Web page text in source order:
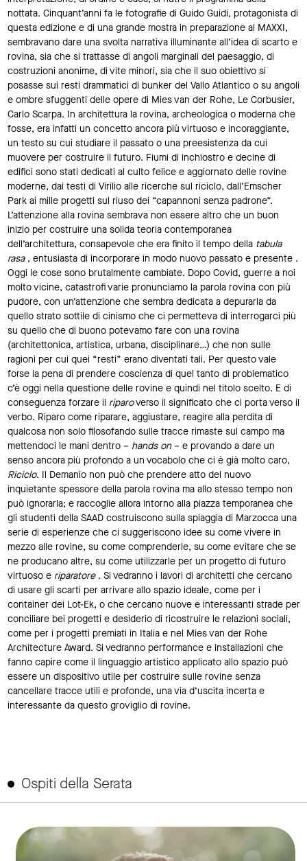
nottata. Cinquant’anni fa le fotografie di Guido Guidi, protagonista di
questa edizione e di una grande mostra in preparazione al MAXXI,
sembravano dare una svolta narrativa illuminante all’idea di scarto e
rovina, sia che si trattasse di angoli marginali del paesaggio, di
costruzioni anonime, di vite minori, sia che il suo obiettivo si
posasse sui resti drammatici di bunker del Vallo Atlantico o su angoli
e ombre sfuggenti delle opere di Mies van der Rohe, Le Corbusier,
Carlo Scarpa. In architettura la rovina, archeologica o moderna che
fosse, era infatti un concetto ancora più virtuoso e incoraggiante,
un testo su cui studiare il passato o una preesistenza da cui
muovere per costruire il futuro. Fiumi di inchiostro e decine di
edifici sono stati dedicati al culto felice e aggiornato delle rovine
moderne, dai testi di Virilio alle ricerche sul riciclo, dall’Emscher
Park ai mille progetti sul riuso dei “capannoni senza padrone”.
L’attenzione alla rovina sembrava non essere altro che un buon
inizio per costruire una solida teoria contemporanea
dell’architettura, consapevole che era finito il tempo della tabula
rasa , entusiasta di incorporare in modo nuovo passato e presente .
Oggi le cose sono brutalmente cambiate. Dopo Covid, guerre a noi
molto vicine, catastrofi varie pronunciamo la parola rovina con più
pudore, con un’attenzione che sembra dedicata a depurarla da
quello strato sottile di cinismo che ci permetteva di interrogarci più
su quello che di buono potevamo fare con una rovina
(architettonica, artistica, urbana, disciplinare…) che non sulle
ragioni per cui quei “resti” erano diventati tali. Per questo vale
forse la pena di prendere coscienza di quel tanto di problematico
c’è oggi nella questione delle rovine e quindi nel titolo scelto. E di
conseguenza forzare il riparoverso il significato che ci porta verso il
verbo. Riparo come riparare, aggiustare, reagire alla perdita di
qualcosa non solo filosofando sulle tracce rimaste sul campo ma
mettendoci le mani dentro – hands on– e provando a dare un
senso ancora più profondo a un vocabolo che ci è già molto caro,
Riciclo. Il Demanio non può che prendere atto del nuovo
inquietante spessore della parola rovina ma allo stesso tempo non
può ignorarla; e raccoglie allora intorno alla piazza temporanea che
gli studenti della SAAD costruiscono sulla spiaggia di Marzocca una
serie di esperienze che ci suggeriscono idee su come vivere in
mezzo alle rovine, su come comprenderle, su come evitare che se
ne producano altre, su come utilizzarle per un progetto di futuro
virtuoso e riparatore . Si vedranno i lavori di architetti che cercano
di usare gli scarti per arrivare allo spazio ideale, come per i
container dei Lot-Ek, o che cercano nuove e interessanti strade per
conciliare bei progetti e desiderio di ricostruire le relazioni sociali,
come per i progetti premiati in Italia e nel Mies van der Rohe
Architecture Award. Si vedranno performance e installazioni che
fanno capire come il linguaggio artistico applicato allo spazio può
essere un dispositivo utile per costruire sulle rovine senza
cancellare tracce utili e profonde, una via d’uscita incerta e
interessante da questo groviglio di rovine.
Ospiti della Serata